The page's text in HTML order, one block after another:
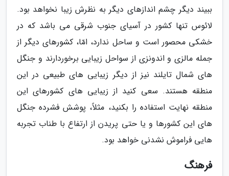
ببیند دیگر چشم اندازهای دیگر به نظرش زیبا نخواهد بود.
لائوس تنها کشور در آسیای جنوب شرقی می باشد که در
خشکی محصور است و ساحل ندارد، امّا، کشورهای دیگر از
جمله مالزی و اندونزی از سواحل زیبایی برخوردارند و جنگل
های شمال تایلند نیز از دیگر زیبایی های طبیعی در این
منطقه هستند. سعی کنید از زیبایی های کشورهای این
منطقه نهایت استفاده را بکنید، مثلاً، پوشش فشرده جنگل
های این کشورها و یا حتی پریدن از ارتفاع با طناب تجربه
هایی فراموش نشدنی خواهد بود.
فرهنگ